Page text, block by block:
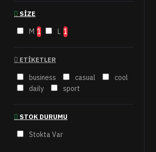
SIZE
M 1 L 1
ETIKETLER
business casual
cool
daily
sport
STOK DURUMU
Stokta Var